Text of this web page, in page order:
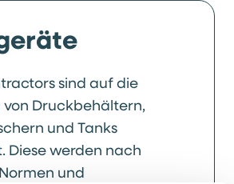
sind auf die
von Druckbehältern,
und Tanks
Diese werden nach
und